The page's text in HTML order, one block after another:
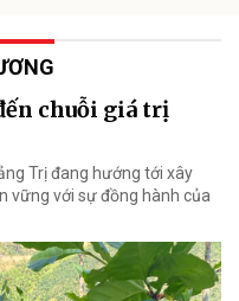
chuỗi giá trị
Trị đang hướng tới xây
vững với sự đồng hành của